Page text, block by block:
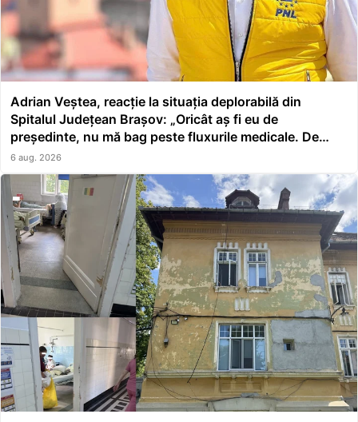
Adrian Veștea, reacție la situația deplorabilă din
Spitalul Județean Brașov: „Oricât aș fi eu de
președinte, nu mă bag peste fluxurile medicale. De
asta a făcut școală managerul”
6 aug. 2026